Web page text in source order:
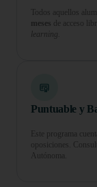
Todos aquellos
meses de acceso
learning.
Puntuable y
Este programa
oposiciones.
Autónoma.